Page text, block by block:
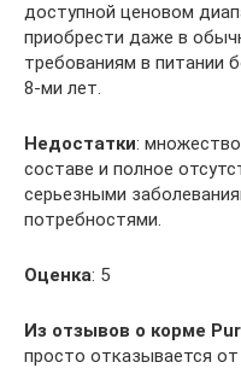
доступной ценовом
приобрести даже в
требованиям в питании
8-ми лет.
Недостатки:
составе и полное
серьезными
потребностями.
Оценка: 5
Из отзывов о корме
просто отказывается